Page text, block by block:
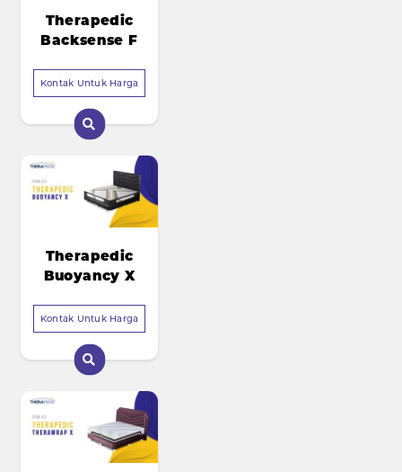
Therapedic
Backsense F
Kontak Untuk Harga
Therapedic
Buoyancy X
Kontak Untuk Harga